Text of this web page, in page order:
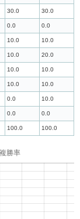
30.0 30.0
0.0 0.0
10.0 10.0
10.0 20.0
10.0 10.0
10.0 10.0
0.0 10.0
0.0 0.0
100.0 100.0